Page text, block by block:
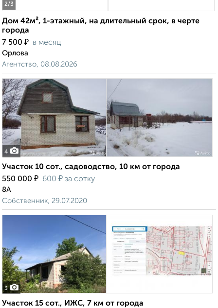
2/3
Дом 42м², 1-этажный, на длительный срок, в черте
города
7 500 ₽ в месяц
Орлова
Агентство, 08.08.2026
4
Участок 10 сот., садоводство, 10 км от города
550 000 ₽ 600 ₽ за сотку
8А
Собственник, 29.07.2020
3
Участок 15 сот., ИЖС, 7 км от города